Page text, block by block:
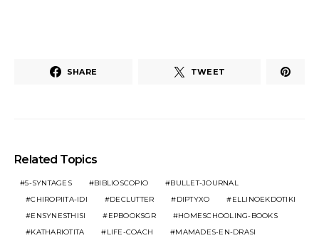
SHARE TWEET
Related Topics
5-SYNTAGES BIBLIOSCOPIO
BULLET-JOURNAL
CHIROPIITA-IDI
DECLUTTER DIPTYXO
ELLINOEKDOTIKI
ENSYNESTHISI
EPBOOKSGR
HOMESCHOOLING-BOOKS
KATHARIOTITA
LIFE-COACH
MAMADES-EN-DRASI